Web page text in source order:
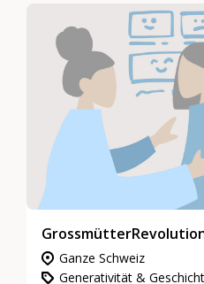
Ganze Schweiz